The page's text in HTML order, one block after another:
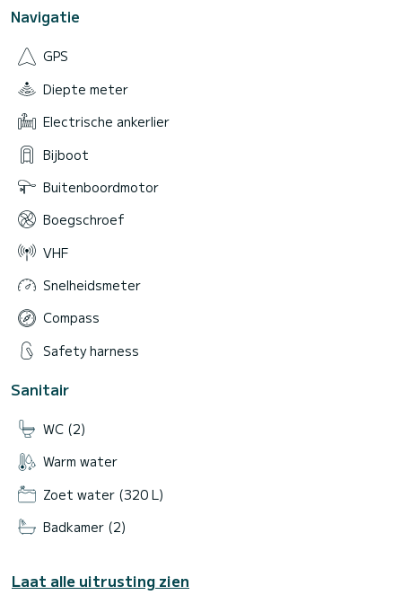
Navigatie
GPS
Diepte meter
Electrische ankerlier
Bijboot
Buitenboordmotor
Boegschroef
VHF
Snelheidsmeter
Compass
Safety harness
Sanitair
WC (2)
Warm water
Zoet water (320 L)
Badkamer (2)
Laat alle uitrusting zien